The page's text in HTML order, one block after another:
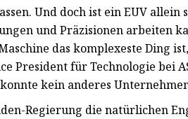
Und doch ist ein EUV
und Präzisionen arbeiten
das komplexeste Ding
President für Technologie bei
kein anderes
Regierung die natürlichen